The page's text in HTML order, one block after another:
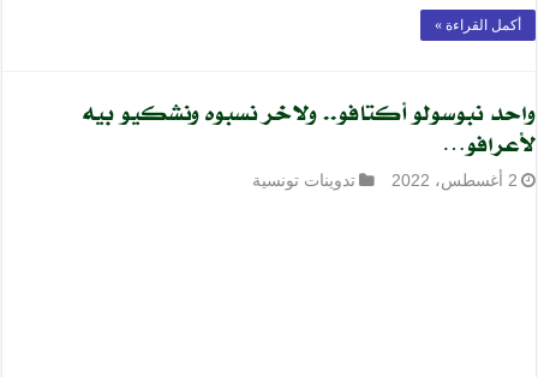
أكمل القراءة »
واحد نبوسولو أكتافو.. ولاخر نسبوه ونشكيو بيه
لأعرافو…
2 أغسطس، 2022 تدوينات تونسية